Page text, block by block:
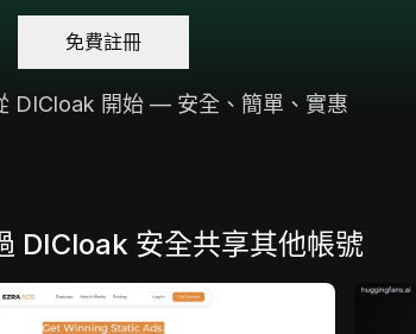
免費註冊
DICloak 開始 — 安全、簡單、實惠
DICloak 安全共享其他帳號